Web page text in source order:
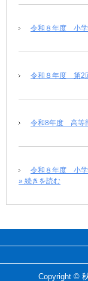
令和８年度 小学
令和８年度 第2
令和8年度 高等
令和８年度 小
» 続きを読む
Copyright ©